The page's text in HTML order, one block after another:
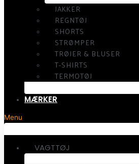
JAKKER
REGNTØJ
SHORTS
STRØMPER
TRØJER & BLUSER
T-SHIRTS
TERMOTØJ
MÆRKER
Menu
VAGTTØJ